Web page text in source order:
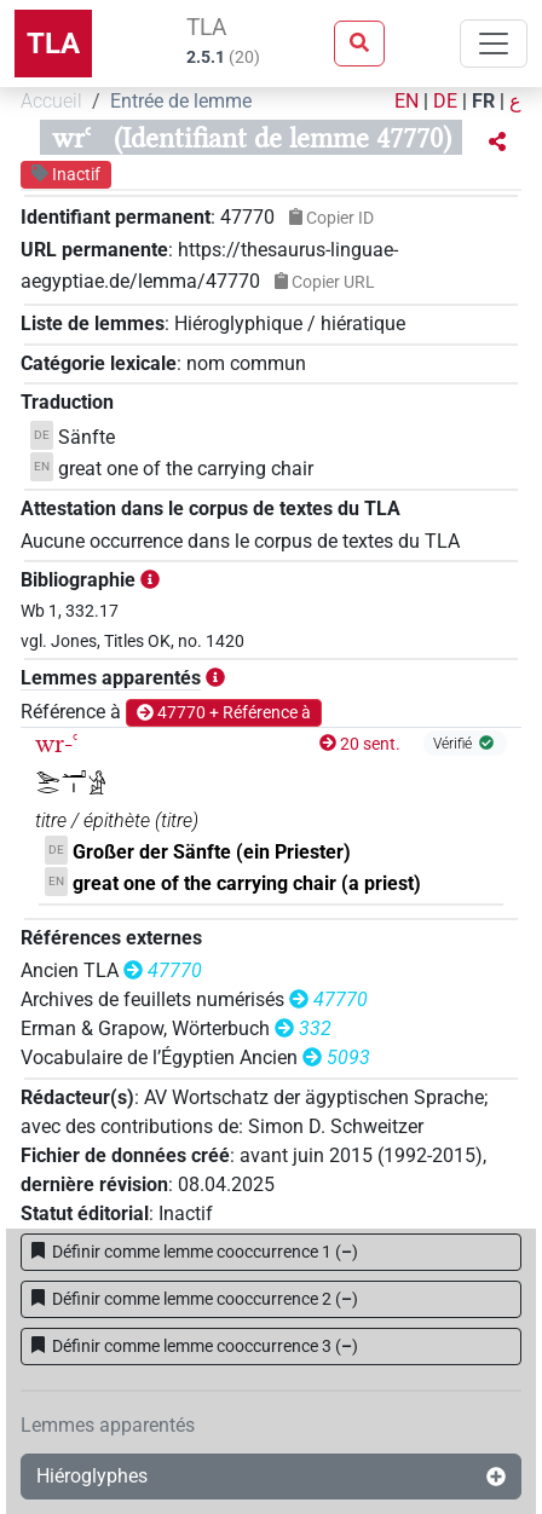
TLA TLA
2.5.1 (20)
Accueil Entrée de lemme EN | DE | FR | ع
wrꜥ (Identifiant de lemme 47770)
Inactif
Identifiant permanent: 47770 Copier ID
URL permanente: https://thesaurus-linguae-
aegyptiae.de/lemma/47770
Copier URL
Liste de lemmes: Hiéroglyphique / hiératique
Catégorie lexicale: nom commun
Traduction
DE Sänfte
EN great one of the carrying chair
Attestation dans le corpus de textes du TLA
Aucune occurrence dans le corpus de textes du TLA
Bibliographie
Wb 1, 332.17
vgl. Jones, Titles OK, no. 1420
Lemmes apparentés
Référence à
47770 + Référence à
wr-ꜥ
𓅨𓂋𓂝𓏤𓀀
20 sent. Vérifié
titre / épithète (titre)
DE Großer der Sänfte (ein Priester)
EN great one of the carrying chair (a priest)
Références externes
Ancien TLA
47770
Archives de feuillets numérisés
47770
Erman & Grapow, Wörterbuch
332
Vocabulaire de l’Égyptien Ancien
5093
Rédacteur(s): AV Wortschatz der ägyptischen Sprache;
avec des contributions de: Simon D. Schweitzer
Fichier de données créé: avant juin 2015 (1992-2015),
dernière révision: 08.04.2025
Statut éditorial: Inactif
Définir comme lemme cooccurrence 1 (–)
Définir comme lemme cooccurrence 2 (–)
Définir comme lemme cooccurrence 3 (–)
Lemmes apparentés
Hiéroglyphes